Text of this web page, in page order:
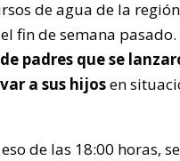
de agua de la
fin de semana pasado.
padres que se
a sus hijosen
de las 18:00 horas,